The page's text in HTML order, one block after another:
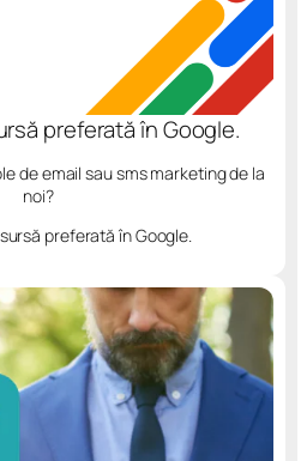
preferată în Google.
de email sau sms marketing de la
noi?
preferată în Google.